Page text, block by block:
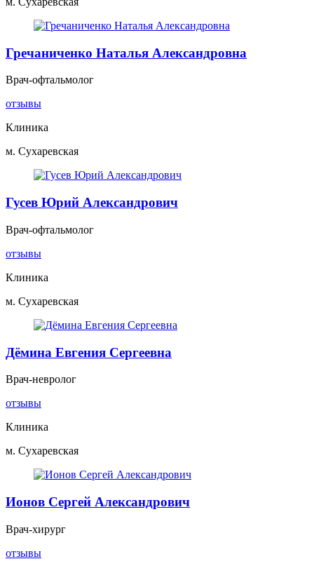
Гречаниченко Наталья Александровна
Врач-офтальмолог
отзывы
Клиника
м. Сухаревская
Гусев Юрий Александрович
Врач-офтальмолог
отзывы
Клиника
м. Сухаревская
Дёмина Евгения Сергеевна
Врач-невролог
отзывы
Клиника
м. Сухаревская
Ионов Сергей Александрович
Врач-хирург
отзывы